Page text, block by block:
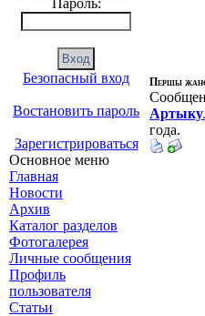
Пароль:
Безопасный вход
Востановить пароль
Зарегистрироваться
Основное меню
Главная
Новости
Архив
Каталог разделов
Фотогалерея
Личные сообщения
Профиль
пользователя
Статьи
Першы
года.